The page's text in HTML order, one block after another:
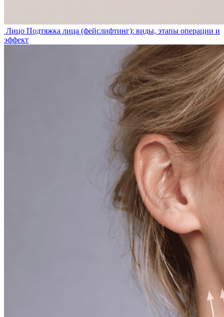
Лицо Подтяжка лица (фейслифтинг): виды, этапы операции и
эффект